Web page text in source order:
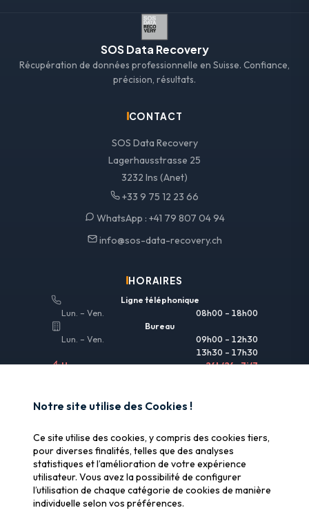
SOS Data Recovery
Récupération de données professionnelle en Suisse. Confiance,
précision, résultats.
CONTACT
SOS Data Recovery
Lagerhausstrasse 25
3232 Ins (Anet)
+33 9 75 12 23 66
WhatsApp : +41 79 807 04 94
info@sos-data-recovery.ch
HORAIRES
Ligne téléphonique
Lun. – Ven.
08h00 – 18h00
Bureau
Lun. – Ven.
09h00 – 12h30
13h30 – 17h30
Urgences
24h/24 • 7j/7
LIENS UTILES
Assurance & remboursement
Pourquoi SOS Data Recovery
Gérer les cookies
Notre site utilise des Cookies !
Ce site utilise des cookies, y compris des cookies tiers,
pour diverses finalités, telles que des analyses
statistiques et l’amélioration de votre expérience
utilisateur. Vous avez la possibilité de configurer
l’utilisation de chaque catégorie de cookies de manière
individuelle selon vos préférences.